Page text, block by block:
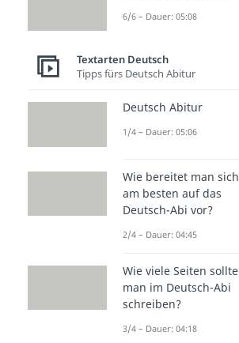
6/6 – Dauer: 05:08
Textarten Deutsch
Tipps fürs Deutsch Abitur
Deutsch Abitur
1/4 – Dauer: 05:06
Wie bereitet man sich
am besten auf das
Deutsch-Abi vor?
2/4 – Dauer: 04:45
Wie viele Seiten sollte
man im Deutsch-Abi
schreiben?
3/4 – Dauer: 04:18